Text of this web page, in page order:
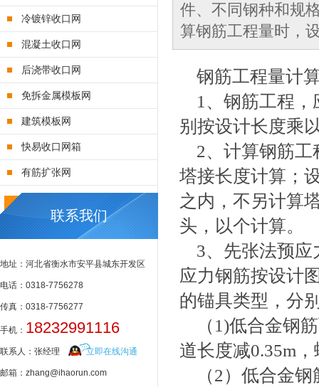
冷镀锌收口网
混凝土收口网
后浇带收口网
免拆金属模板网
建筑模板网
快易收口网箱
有筋扩张网
联系我们
地址：河北省衡水市安平县城东开发区
电话：0318-7756278
传真：0318-7756277
手机： 18232991116
联系人：张经理 立即在线沟通
邮箱：zhang@ihaorun.com
件、不同钢种和规
算钢筋工程量时，
钢筋工程量计
1、钢筋工程
别按设计长度乘
2、计算钢筋
塔接长度计算；
之内，不另计算
头，以个计算。
3、先张法预
应力钢筋按设计
的锚具类型，分
（1)低合金钢
道长度减0.35m
（2）低合金